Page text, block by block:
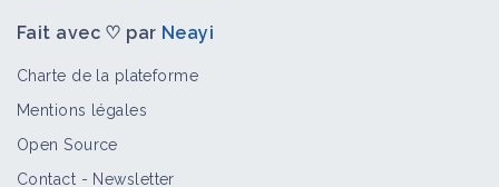
Fait avec ♡ par Neayi
Charte de la plateforme
Mentions légales
Open Source
Contact - Newsletter